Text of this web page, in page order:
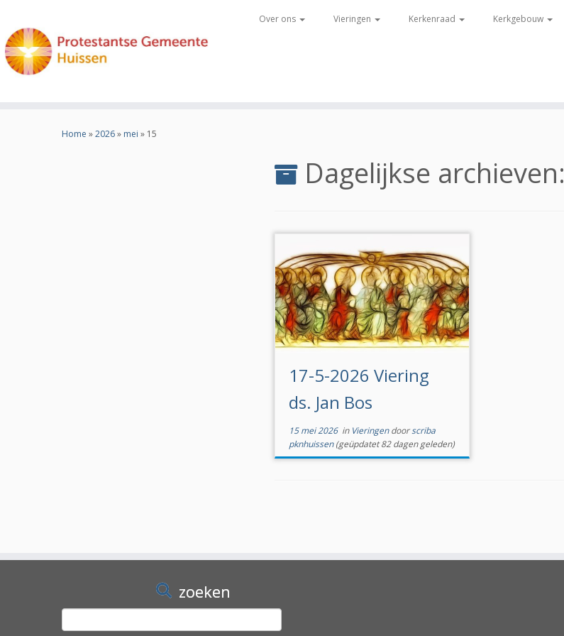
Over ons Vieringen Kerkenraad Kerkgebouw
Home »2026» mei » 15
Dagelijkse archieven:
17-5-2026 Viering
ds. Jan Bos
15 mei 2026in Vieringendoorscriba
pknhuissen(geüpdatet 82 dagen geleden)
zoeken
Zoeken
naar: